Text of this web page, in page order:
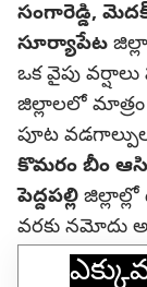
సంగారెడ్డి,
సూర్యాపేట
ఒక వైపు
జిల్లాలలో మాత్రం
పూట
కొమరం బీం
పెద్దపల్లి జిల్లాల్లో
వరకు నమోదు